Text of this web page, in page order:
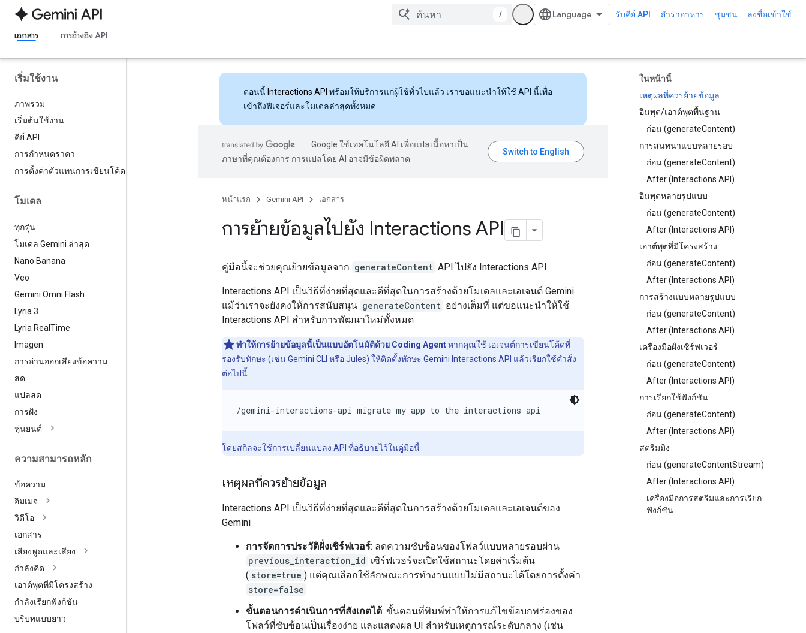
/ รับคีย์ API ตำราอาหาร ชุมชน ลงชื่อเข้าใช้
เอกสาร การอ้างอิง API
เริ่มใช้งาน
ภาพรวม
เริ่มต้นใช้งาน
คีย์ API
การกำหนดราคา
การตั้งค่าตัวแทนการเขียนโค้ด
โมเดล
ทุกรุ่น
โมเดล Gemini ล่าสุด
Nano Banana
Veo
Gemini Omni Flash
Lyria 3
Lyria Real Time
Imagen
การอ่านออกเสียงข้อความ
สด
แปลสด
การฝัง
หุ่นยนต์
ความสามารถหลัก
ข้อความ
อิมเมจ
วิดีโอ
เอกสาร
เสียงพูดและเสียง
กำลังคิด
เอาต์พุตที่มีโครงสร้าง
กำลังเรียกฟังก์ชัน
บริบทแบบยาว
ในหน้านี้
เหตุผลที่ควรย้ายข้อมูล
อินพุต/เอาต์พุตพื้นฐาน
ก่อน (generateContent)
การสนทนาแบบหลายรอบ
ก่อน (generateContent)
After (Interactions API)
อินพุตหลายรูปแบบ
ก่อน (generateContent)
After (Interactions API)
เอาต์พุตที่มีโครงสร้าง
ก่อน (generateContent)
After (Interactions API)
การสร้างแบบหลายรูปแบบ
ก่อน (generateContent)
After (Interactions API)
เครื่องมือฝั่งเซิร์ฟเวอร์
ก่อน (generateContent)
After (Interactions API)
การเรียกใช้ฟังก์ชัน
ก่อน (generateContent)
After (Interactions API)
สตรีมมิง
ก่อน (generateContentStream)
After (Interactions API)
เครื่องมือการสตรีมและการเรียก
ฟังก์ชัน
ตอนนี้ Interactions API พร้อมให้บริการแก่ผู้ใช้ทั่วไปแล้ว เราขอแนะนำให้ใช้ API นี้เพื่อ
เข้าถึงฟีเจอร์และโมเดลล่าสุดทั้งหมด
Google ใช้เทคโนโลยี AI เพื่อแปลเนื้อหาเป็น
ภาษาที่คุณต้องการ การแปลโดย AI อาจมีข้อผิดพลาด
หน้าแรก Gemini API เอกสาร
การย้ายข้อมูลไปยัง Interactions API
คู่มือนี้จะช่วยคุณย้ายข้อมูลจาก generateContent API ไปยัง Interactions API
Interactions API เป็นวิธีที่ง่ายที่สุดและดีที่สุดในการสร้างด้วยโมเดลและเอเจนต์ Gemini
แม้ว่าเราจะยังคงให้การสนับสนุน generateContent อย่างเต็มที่ แต่ขอแนะนำให้ใช้
Interactions API สำหรับการพัฒนาใหม่ทั้งหมด
ทำให้การย้ายข้อมูลนี้เป็นแบบอัตโนมัติด้วย Coding Agentหากคุณใช้ เอเจนต์การเขียนโค้ดที่
รองรับทักษะ (เช่น Gemini CLI หรือ Jules) ให้ติดตั้งทักษะ Gemini Interactions API แล้วเรียกใช้คำสั่ง
ต่อไปนี้
/gemini-interactions-api migrate my app to the interactions api
โดยสกิลจะใช้การเปลี่ยนแปลง API ที่อธิบายไว้ในคู่มือนี้
เหตุผลที่ควรย้ายข้อมูล
Interactions API เป็นวิธีที่ง่ายที่สุดและดีที่สุดในการสร้างด้วยโมเดลและเอเจนต์ของ
Gemini
การจัดการประวัติฝั่งเซิร์ฟเวอร์: ลดความซับซ้อนของโฟลว์แบบหลายรอบผ่าน
previous_interaction_id เซิร์ฟเวอร์จะเปิดใช้สถานะโดยค่าเริ่มต้น
( store=true ) แต่คุณเลือกใช้ลักษณะการทำงานแบบไม่มีสถานะได้โดยการตั้งค่า
store=false
ขั้นตอนการดำเนินการที่สังเกตได้: ขั้นตอนที่พิมพ์ทำให้การแก้ไขข้อบกพร่องของ
โฟลว์ที่ซับซ้อนเป็นเรื่องง่าย และแสดงผล UI สำหรับเหตุการณ์ระดับกลาง (เช่น